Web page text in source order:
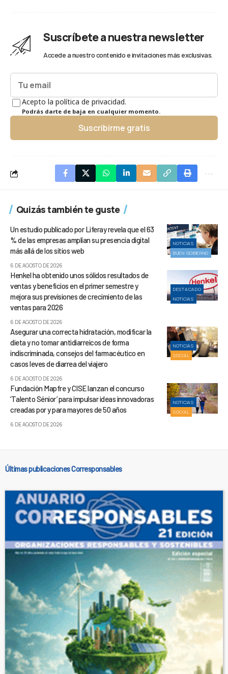
Suscríbete a nuestra newsletter
Accede a nuestro contenido e invitaciones más exclusivas.
Acepto la política de privacidad.
Podrás darte de baja en cualquier momento.
Suscribirme gratis
Quizás también te guste
NOTICIAS
BUEN GOBIERNO
Un estudio publicado por Liferay revela que el 63
% de las empresas amplían su presencia digital
más allá de los sitios web
6 DE AGOSTO DE 2026
DESTACADO
NOTICIAS
Henkel ha obtenido unos sólidos resultados de
ventas y beneficios en el primer semestre y
mejora sus previsiones de crecimiento de las
ventas para 2026
6 DE AGOSTO DE 2026
NOTICIAS
SOCIAL
Asegurar una correcta hidratación, modificar la
dieta y no tomar antidiarreicos de forma
indiscriminada, consejos del farmacéutico en
casos leves de diarrea del viajero
6 DE AGOSTO DE 2026
NOTICIAS
SOCIAL
Fundación Mapfre y CISE lanzan el concurso
‘Talento Sénior’ para impulsar ideas innovadoras
creadas por y para mayores de 50 años
6 DE AGOSTO DE 2026
Últimas publicaciones Corresponsables